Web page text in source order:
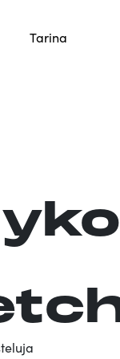
Tarina